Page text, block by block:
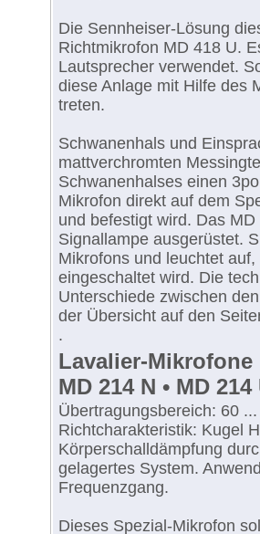
Die Sennheiser-Lösung
Richtmikrofon MD 418 U.
Lautsprecher verwendet.
diese Anlage mit Hilfe des
treten.
Schwanenhals und
mattverchromten
Schwanenhalses einen
Mikrofon direkt auf dem
und befestigt wird. Das
Signallampe ausgerüstet.
Mikrofons und leuchtet
eingeschaltet wird. Die
Unterschiede zwischen
der Übersicht auf den
.
Lavalier-Mikrofone
MD 214 N • MD 214
Übertragungsbereich: 60
Richtcharakteristik: Kugel
Körperschalldämpfung
gelagertes System.
Frequenzgang.
Dieses Spezial-Mikrofon